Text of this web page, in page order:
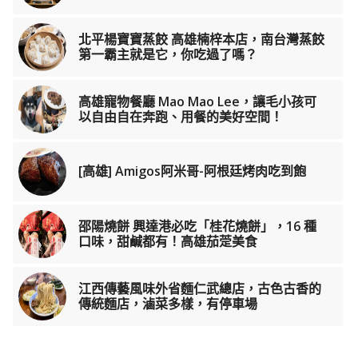
北平楊寶寶蒸餃 高雄楠梓本店，南台灣蒸餃
第一霸主就是它，你吃過了嗎？
高雄寵物餐廳 Mao Mao Lee，讓毛小孩可
以自由自在奔跑、用餐的美好空間！
[高雄] Amigos阿米哥-阿根廷烤肉吃到飽
邵陽燒餅 興達港必吃「桂花燒餅」，16 種
口味，甜鹹都有！高雄茄萣美食
江西傳藝風味外省麵仁武總店，古色古香的
傳統麵店，滷菜多樣，有停車場